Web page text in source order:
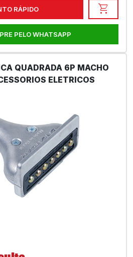
RÁPIDO shopping_cart
PELO WHATSAPP
QUADRADA 6P MACHO
ELETRICOS